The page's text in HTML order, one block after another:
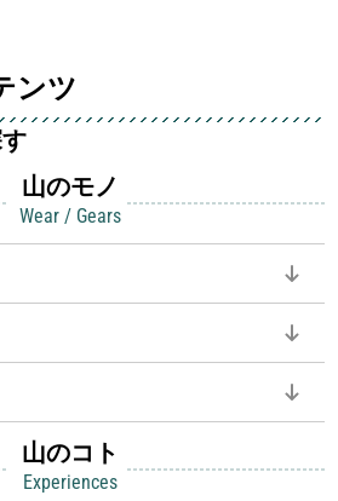
ンツ
山のモノ
Wear / Gears
山のコト
Experiences